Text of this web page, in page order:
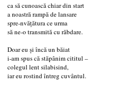
ca să cunoască chiar din start
a noastră rampă de lansare
spre-nvățătura ce urma
să ne-o transmită cu răbdare.
Doar eu și încă un băiat
i-am spus că stăpânim cititul –
colegul lent silabisind,
iar eu rostind întreg cuvântul.